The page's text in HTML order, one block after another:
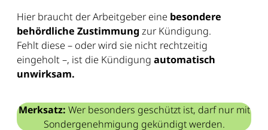
Hier braucht der Arbeitgeber eine besondere
behördliche Zustimmung zur Kündigung.
Fehlt diese – oder wird sie nicht rechtzeitig
eingeholt –, ist die Kündigung automatisch
unwirksam.
Merksatz: Wer besonders geschützt ist, darf nur mit
Sondergenehmigung gekündigt werden.